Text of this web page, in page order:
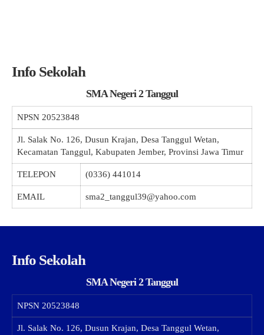
Info Sekolah
SMA Negeri 2 Tanggul
NPSN 20523848
Jl. Salak No. 126, Dusun Krajan, Desa Tanggul Wetan,
Kecamatan Tanggul, Kabupaten Jember, Provinsi Jawa Timur
TELEPON (0336) 441014
EMAIL sma2_tanggul39@yahoo.com
Info Sekolah
SMA Negeri 2 Tanggul
NPSN 20523848
Jl. Salak No. 126, Dusun Krajan, Desa Tanggul Wetan,